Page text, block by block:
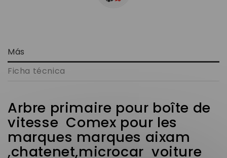
Más
Ficha técnica
Arbre primaire pour boîte de
vitesse Comex pour les
marques marques aixam
,chatenet,microcar voiture